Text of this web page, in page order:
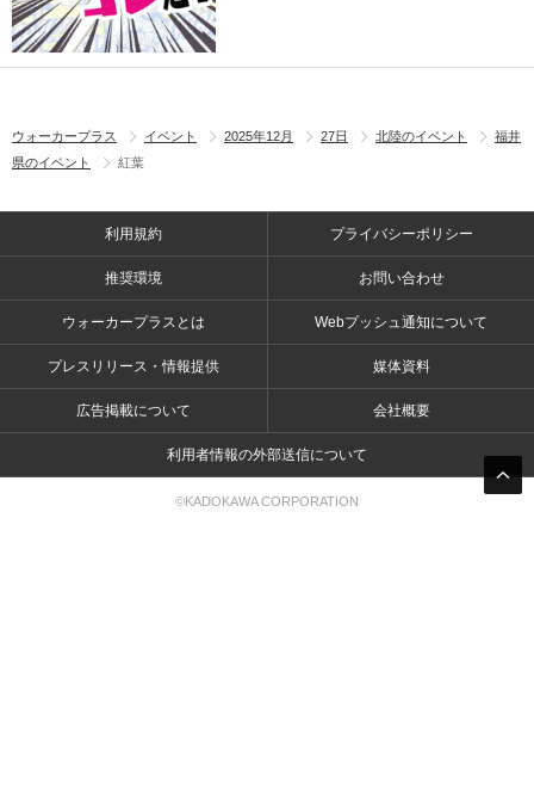
ウォーカープラス イベント 2025年12月 27日 北陸のイベント
福井
県のイベント
紅葉
利用規約 プライバシーポリシー
推奨環境 お問い合わせ
ウォーカープラスとは Webプッシュ通知について
プレスリリース・情報提供 媒体資料
広告掲載について 会社概要
利用者情報の外部送信について
©KADOKAWA CORPORATION